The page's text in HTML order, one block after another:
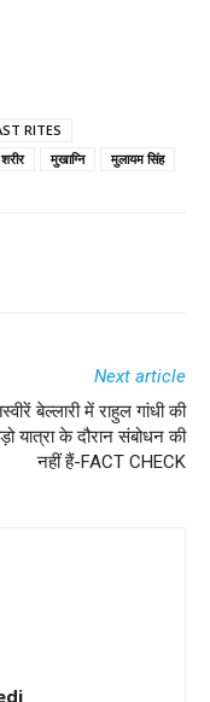
RITES
शरीर मुखाग्नि मुलायम सिंह
Next article
बेल्लारी में राहुल गांधी की
यात्रा के दौरान संबोधन की
नहीं हैं-FACT CHECK